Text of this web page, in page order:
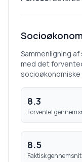
Sammenligning
med det
socioøkonomiske
8.3
Forventet
8.5
Faktisk gennemsnit